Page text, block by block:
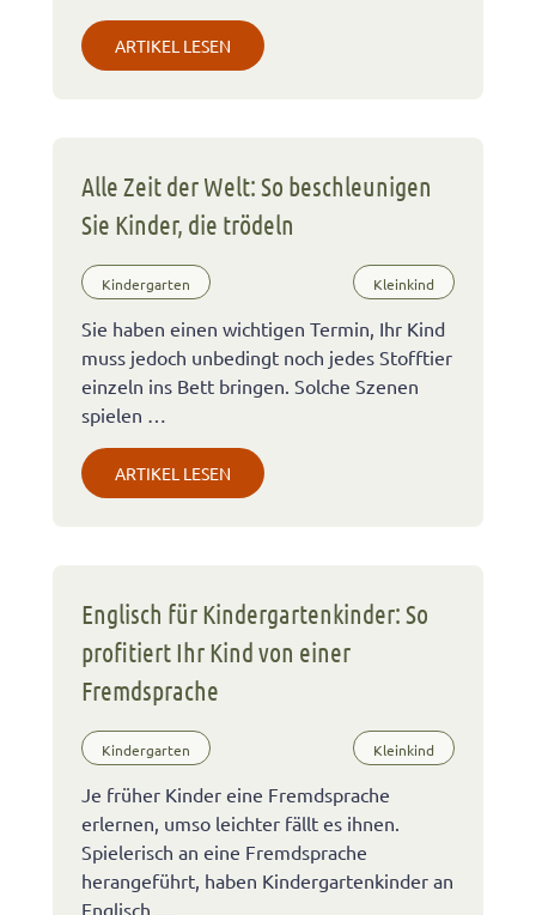
ARTIKEL LESEN
Alle Zeit der Welt: So beschleunigen
Sie Kinder, die trödeln
Kindergarten Kleinkind
Sie haben einen wichtigen Termin, Ihr Kind
muss jedoch unbedingt noch jedes Stofftier
einzeln ins Bett bringen. Solche Szenen
spielen …
ARTIKEL LESEN
Englisch für Kindergartenkinder: So
profitiert Ihr Kind von einer
Fremdsprache
Kindergarten Kleinkind
Je früher Kinder eine Fremdsprache
erlernen, umso leichter fällt es ihnen.
Spielerisch an eine Fremdsprache
herangeführt, haben Kindergartenkinder an
Englisch …